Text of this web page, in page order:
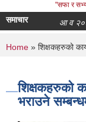
"सफा र सभ्य
समाचार आ व
You are
Home » शिक्षकहरुको
शिक्षकहरुको
भराउने